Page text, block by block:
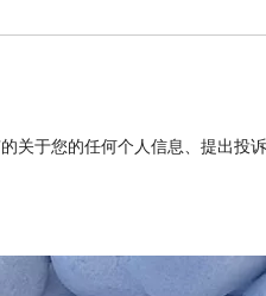
关于您的任何个人信息、提出投